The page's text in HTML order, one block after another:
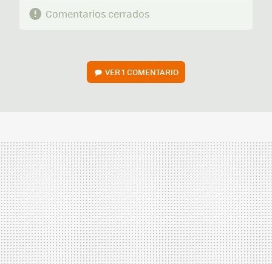
Comentarios cerrados
VER1 COMENTARIO